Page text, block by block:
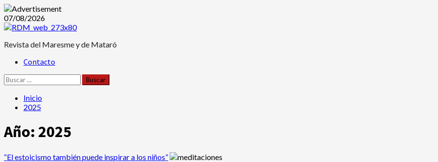
Saltar
al
07/08/2026
Revista del Maresme y de Mataró
Menú Contacto
Buscar:
Inicio
2025
Año: 2025
“El estoicismo también puede inspirar a los niños”